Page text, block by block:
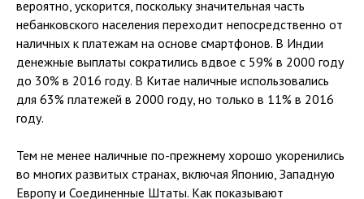
вероятно, ускорится, поскольку значительная часть
небанковского населения переходит непосредственно от
наличных к платежам на основе смартфонов. В Индии
денежные выплаты сократились вдвое с 59% в 2000 году
до 30% в 2016 году. В Китае наличные использовались
для 63% платежей в 2000 году, но только в 11% в 2016
году.
Тем не менее наличные по-прежнему хорошо укоренились
во многих развитых странах, включая Японию, Западную
Европу и Соединенные Штаты. Как показывают